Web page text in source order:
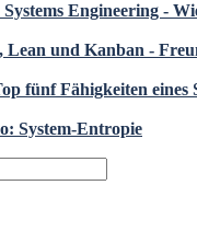
Engineering -
Lean und Kanban -
fünf Fähigkeiten eines
System-Entropie